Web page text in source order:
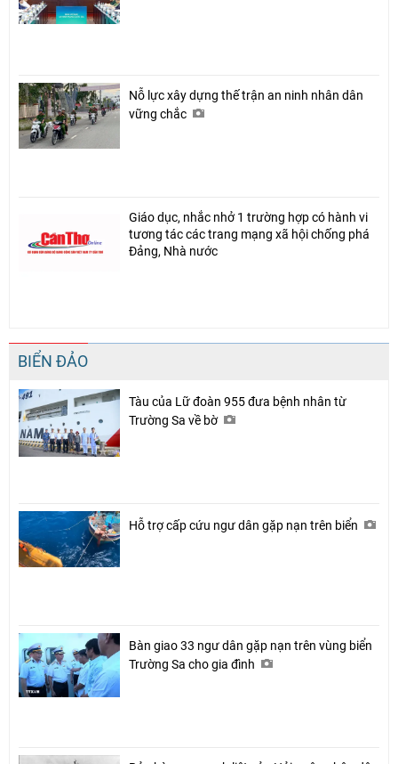
Nỗ lực xây dựng thế trận an ninh nhân dân
vững chắc
Giáo dục, nhắc nhở 1 trường hợp có hành vi
tương tác các trang mạng xã hội chống phá
Đảng, Nhà nước
BIỂN ĐẢO
Tàu của Lữ đoàn 955 đưa bệnh nhân từ
Trường Sa về bờ
Hỗ trợ cấp cứu ngư dân gặp nạn trên biển
Bàn giao 33 ngư dân gặp nạn trên vùng biển
Trường Sa cho gia đình